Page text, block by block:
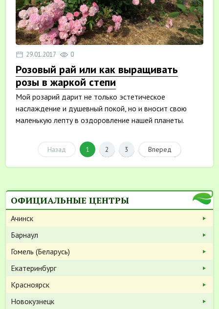
29.01.2017 0
Розовый рай или как выращивать
розы в жаркой степи
Мой розарий дарит не только эстетическое
наслаждение и душевный покой, но и вносит свою
маленькую лепту в оздоровление нашей планеты.
Назад 1 2 3 Вперед
ОФИЦИАЛЬНЫЕ ЦЕНТРЫ
Ачинск
Барнаул
Гомель (Беларусь)
Екатеринбург
Красноярск
Новокузнецк